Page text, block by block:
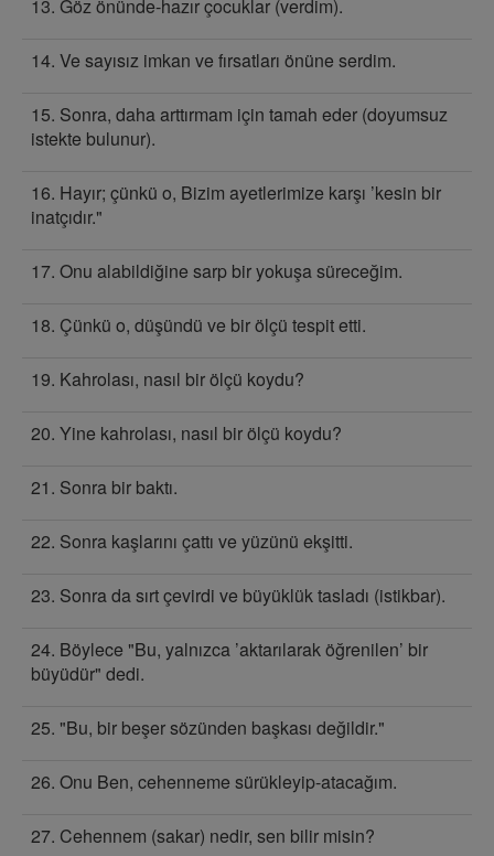
13. Göz önünde-hazır çocuklar (verdim).
14. Ve sayısız imkan ve fırsatları önüne serdim.
15. Sonra, daha arttırmam için tamah eder (doyumsuz
istekte bulunur).
16. Hayır; çünkü o, Bizim ayetlerimize karşı ’kesin bir
inatçıdır."
17. Onu alabildiğine sarp bir yokuşa süreceğim.
18. Çünkü o, düşündü ve bir ölçü tespit etti.
19. Kahrolası, nasıl bir ölçü koydu?
20. Yine kahrolası, nasıl bir ölçü koydu?
21. Sonra bir baktı.
22. Sonra kaşlarını çattı ve yüzünü ekşitti.
23. Sonra da sırt çevirdi ve büyüklük tasladı (istikbar).
24. Böylece "Bu, yalnızca ’aktarılarak öğrenilen’ bir
büyüdür" dedi.
25. "Bu, bir beşer sözünden başkası değildir."
26. Onu Ben, cehenneme sürükleyip-atacağım.
27. Cehennem (sakar) nedir, sen bilir misin?